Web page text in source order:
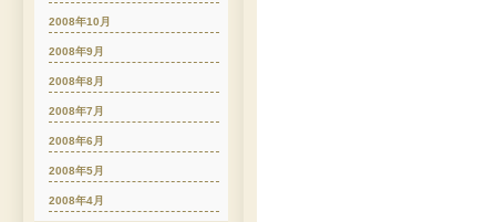
2008年10月
2008年9月
2008年8月
2008年7月
2008年6月
2008年5月
2008年4月